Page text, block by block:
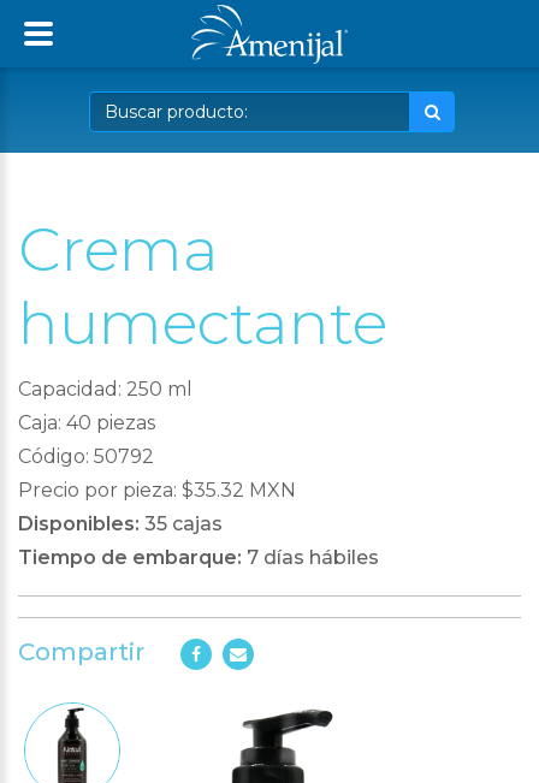
Crema
humectante
Capacidad: 250 ml
Caja: 40 piezas
Código: 50792
Precio por pieza: $35.32 MXN
Disponibles: 35 cajas
Tiempo de embarque: 7 días hábiles
Compartir